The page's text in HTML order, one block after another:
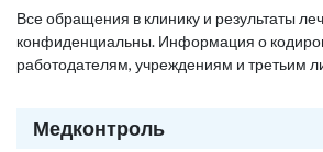
Все обращения в клинику и результаты
конфиденциальны. Информация о
работодателям, учреждениям и третьим
Медконтроль